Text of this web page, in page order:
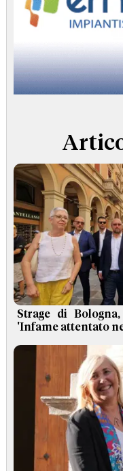
Strage di
'Infame attentato